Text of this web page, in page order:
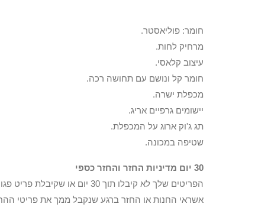
חומר: פוליאסטר.
מרחיק לחות.
עיצוב קלאסי.
חומר קל ונושם עם תחושה רכה.
מכפלת ישרה.
יישומים גרפיים אריג.
תג ג'וק ארוג על המכפלת.
שטיפה במכונה.
30 יום מדיניות החזר והחזר כספי
הפריטים שלך לא קיבלו תוך
אשראי החנות או החזר ברגע שנקבל ממך את פריטי